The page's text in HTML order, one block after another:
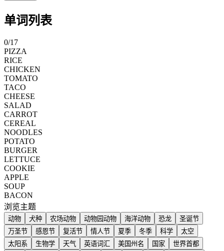
单词列表
0/17
PIZZA
RICE
CHICKEN
TOMATO
TACO
CHEESE
SALAD
CARROT
CEREAL
NOODLES
POTATO
BURGER
LETTUCE
COOKIE
APPLE
SOUP
BACON
浏览主题
动物 犬种 农场动物 动物园动物 海洋动物 恐龙
圣诞节
万圣节
感恩节 复活节 情人节 夏季 冬季 科学
太空
太阳系
生物学 天气 英语词汇 美国州名 国家 世界首都